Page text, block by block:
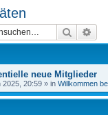
Suche
neue Mitglieder
2025, 20:59 » in Willkommen